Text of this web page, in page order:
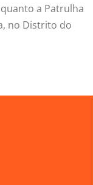
a Patrulha
no Distrito do